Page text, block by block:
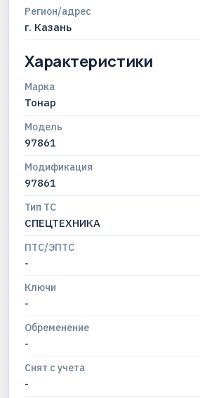
Регион/адрес
г. Казань
Характеристики
Марка
Тонар
Модель
97861
Модификация
97861
Тип ТС
СПЕЦТЕХНИКА
ПТС/ЭПТС
-
Ключи
-
Обременение
-
Снят с учета
-